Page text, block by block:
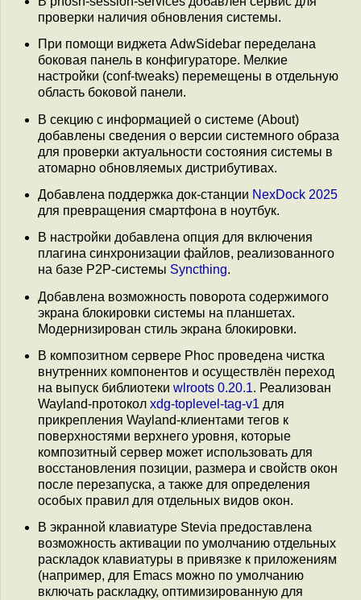
проверки наличия обновления системы.
При помощи виджета AdwSidebar переделана
боковая панель в конфигураторе. Мелкие
настройки (conf-tweaks) перемещены в отдельную
область боковой панели.
В секцию c информацией о системе (About)
добавлены сведения о версии системного образа
для проверки актуальности состояния системы в
атомарно обновляемых дистрибутивах.
Добавлена поддержка док-станции NexDock 2025
для превращения смартфона в ноутбук.
В настройки добавлена опция для включения
плагина синхронизации файлов, реализованного
на базе P2P-системы Syncthing.
Добавлена возможность поворота содержимого
экрана блокировки системы на планшетах.
Модернизирован стиль экрана блокировки.
В композитном сервере Phoc проведена чистка
внутренних компонентов и осуществлён переход
на выпуск библиотеки wlroots 0.20.1. Реализован
Wayland-протокол xdg-toplevel-tag-v1 для
прикрепления Wayland-клиентами тегов к
поверхностями верхнего уровня, которые
композитный сервер может использовать для
восстановления позиции, размера и свойств окон
после перезапуска, а также для определения
особых правил для отдельных видов окон.
В экранной клавиатуре Stevia предоставлена
возможность активации по умолчанию отдельных
раскладок клавиатуры в привязке к приложениям
(например, для Emacs можно по умолчанию
включать раскладку, оптимизированную для